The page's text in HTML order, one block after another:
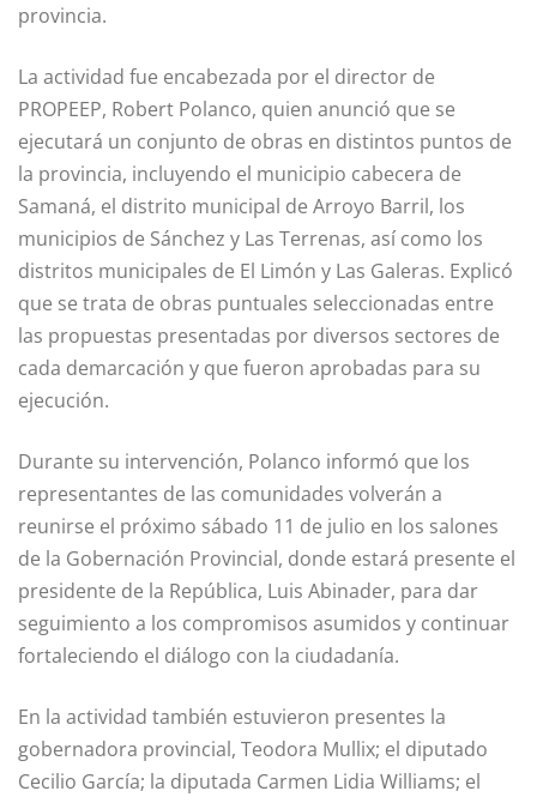
provincia.
La actividad fue encabezada por el director de
PROPEEP, Robert Polanco, quien anunció que se
ejecutará un conjunto de obras en distintos puntos de
la provincia, incluyendo el municipio cabecera de
Samaná, el distrito municipal de Arroyo Barril, los
municipios de Sánchez y Las Terrenas, así como los
distritos municipales de El Limón y Las Galeras. Explicó
que se trata de obras puntuales seleccionadas entre
las propuestas presentadas por diversos sectores de
cada demarcación y que fueron aprobadas para su
ejecución.
Durante su intervención, Polanco informó que los
representantes de las comunidades volverán a
reunirse el próximo sábado 11 de julio en los salones
de la Gobernación Provincial, donde estará presente el
presidente de la República, Luis Abinader, para dar
seguimiento a los compromisos asumidos y continuar
fortaleciendo el diálogo con la ciudadanía.
En la actividad también estuvieron presentes la
gobernadora provincial, Teodora Mullix; el diputado
Cecilio García; la diputada Carmen Lidia Williams; el